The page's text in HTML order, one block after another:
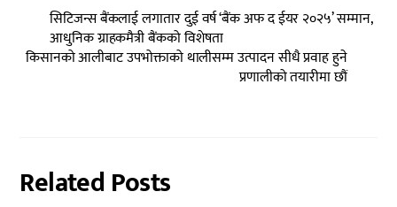
सिटिजन्स बैंकलाई लगातार दुई वर्ष ‘बैंक अफ द ईयर २०२५’ सम्मान,
आधुनिक ग्राहकमैत्री बैंकको विशेषता
किसानको आलीबाट उपभोक्ताको थालीसम्म उत्पादन सीधै प्रवाह हुने
प्रणालीको तयारीमा छौं
Related Posts